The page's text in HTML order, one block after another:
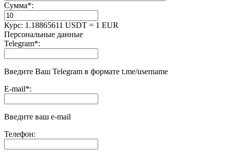
Сумма*:
Курс: 1.18865611 USDT = 1 EUR
Персональные данные
Telegram*:
Введите Ваш Telegram в формате t.me/username
E-mail*:
Введите ваш e-mail
Телефон: